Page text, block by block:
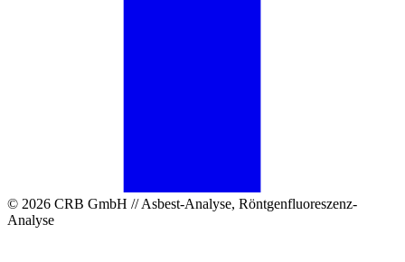
© 2026 CRB GmbH // Asbest-Analyse, Röntgenfluoreszenz-
Analyse